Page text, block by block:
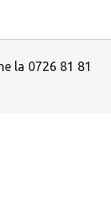
la 0726 81 81